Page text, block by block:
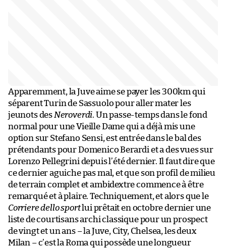
Apparemment, la Juve aime se payer les 300km qui
séparent Turin de Sassuolo pour aller mater les
jeunots des Neroverdi. Un passe-temps dans le fond
normal pour une Vieille Dame qui a déjà mis une
option sur Stefano Sensi, est entrée dans le bal des
prétendants pour Domenico Berardi et a des vues sur
Lorenzo Pellegrini depuis l’été dernier. Il faut dire que
ce dernier aguiche pas mal, et que son profil de milieu
de terrain complet et ambidextre commence à être
remarqué et à plaire. Techniquement, et alors que le
Corriere dello sportlui prêtait en octobre dernier une
liste de courtisans archi classique pour un prospect
de vingt et un ans – la Juve, City, Chelsea, les deux
Milan – c’est la Roma qui possède une longueur